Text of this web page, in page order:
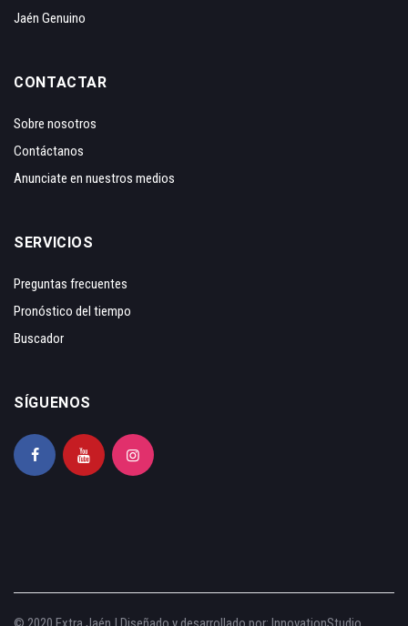
Jaén Genuino
CONTACTAR
Sobre nosotros
Contáctanos
Anunciate en nuestros medios
SERVICIOS
Preguntas frecuentes
Pronóstico del tiempo
Buscador
SÍGUENOS